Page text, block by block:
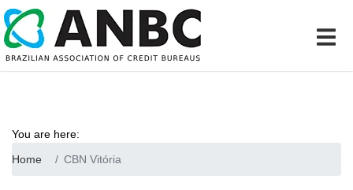
You are here:
Home
CBN Vitória